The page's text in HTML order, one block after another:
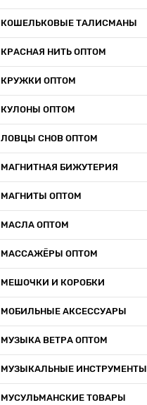
КОШЕЛЬКОВЫЕ ТАЛИСМАНЫ
КРАСНАЯ НИТЬ ОПТОМ
КРУЖКИ ОПТОМ
КУЛОНЫ ОПТОМ
ЛОВЦЫ СНОВ ОПТОМ
МАГНИТНАЯ БИЖУТЕРИЯ
МАГНИТЫ ОПТОМ
МАСЛА ОПТОМ
МАССАЖЁРЫ ОПТОМ
МЕШОЧКИ И КОРОБКИ
МОБИЛЬНЫЕ АКСЕССУАРЫ
МУЗЫКА ВЕТРА ОПТОМ
МУЗЫКАЛЬНЫЕ ИНСТРУМЕНТЫ
МУСУЛЬМАНСКИЕ ТОВАРЫ